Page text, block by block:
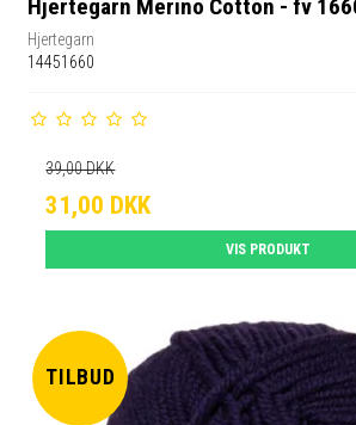
Hjertegarn Merino Cotton - fv
Hjertegarn
14451660
39,00 DKK
31,00 DKK
VIS PRODUKT
TILBUD